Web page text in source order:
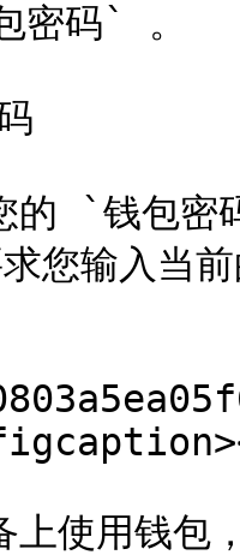
密码` 。
的 `钱包密
求您输入当
上使用钱包